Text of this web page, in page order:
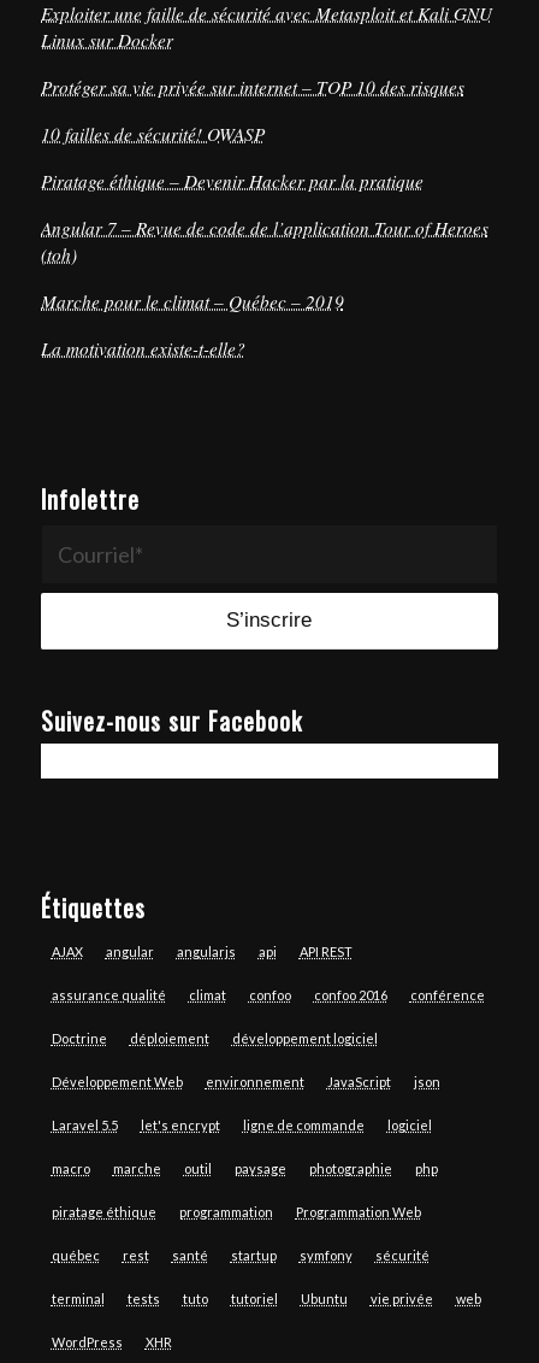
Exploiter une faille de sécurité avec Metasploit et Kali GNU
Linux sur Docker
Protéger sa vie privée sur internet – TOP 10 des risques
10 failles de sécurité! OWASP
Piratage éthique – Devenir Hacker par la pratique
Angular 7 – Revue de code de l’application Tour of Heroes
(toh)
Marche pour le climat – Québec – 2019
La motivation existe-t-elle?
Infolettre
Suivez-nous sur Facebook
Étiquettes
AJAX angular angularjs api API REST
assurance qualité climat confoo confoo 2016 conférence
Doctrine déploiement développement logiciel
Développement Web environnement JavaScript json
Laravel 5.5 let's encrypt ligne de commande logiciel
macro marche outil paysage photographie php
piratage éthique programmation Programmation Web
québec rest santé startup symfony sécurité
terminal tests tuto tutoriel Ubuntu vie privée web
WordPress XHR